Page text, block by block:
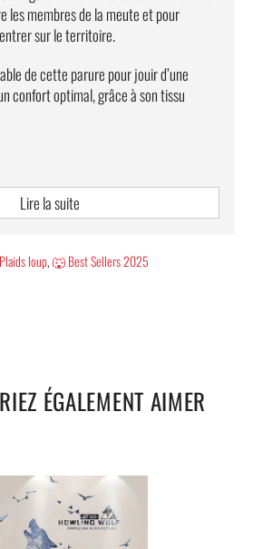
les membres de la meute et pour
sur le territoire.
de cette parure pour jouir d’une
confort optimal, grâce à son tissu
et résistant.
meilleure durabilité.
: 127 cm x 152 cm et 150 cm x 200
Lire la suite
Plaids loup,🐺 Best Sellers 2025
ÉGALEMENT AIMER